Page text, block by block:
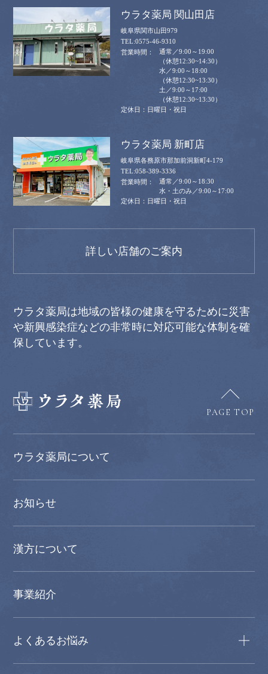
ウラタ薬局 関山田店
岐阜県関市山田979
0575-46-9310
通常／9:00～19:00
（休憩12:30~14:30）
水／9:00～18:00
（休憩12:30~13:30）
土／9:00～17:00
（休憩12:30~13:30）
日曜日・祝日
ウラタ薬局 新町店
岐阜県各務原市那加前洞新町4-179
058-389-3336
通常／9:00～18:30
水・土のみ／9:00～17:00
日曜日・祝日
詳しい店舗のご案内
ウラタ薬局は地域の皆様の健康を守るために災害
や新興感染症などの非常時に対応可能な体制を確
保しています。
PAGE TOP
ウラタ薬局について
お知らせ
漢方について
事業紹介
よくあるお悩み